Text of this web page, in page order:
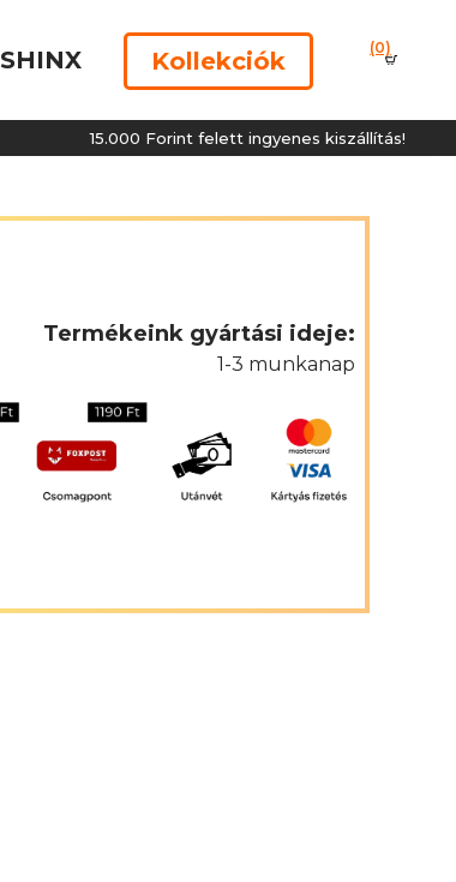
SHINX Kollekciók (0)
15.000 Forint felett ingyenes kiszállítás!
Termékeink gyártási ideje:
1-3 munkanap